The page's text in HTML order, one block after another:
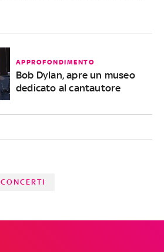
APPROFONDIMENTO
Bob Dylan, apre un museo
dedicato al cantautore
CONCERTI